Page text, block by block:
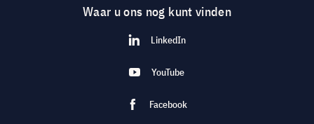
Waar u ons nog kunt vinden
LinkedIn
YouTube
Facebook